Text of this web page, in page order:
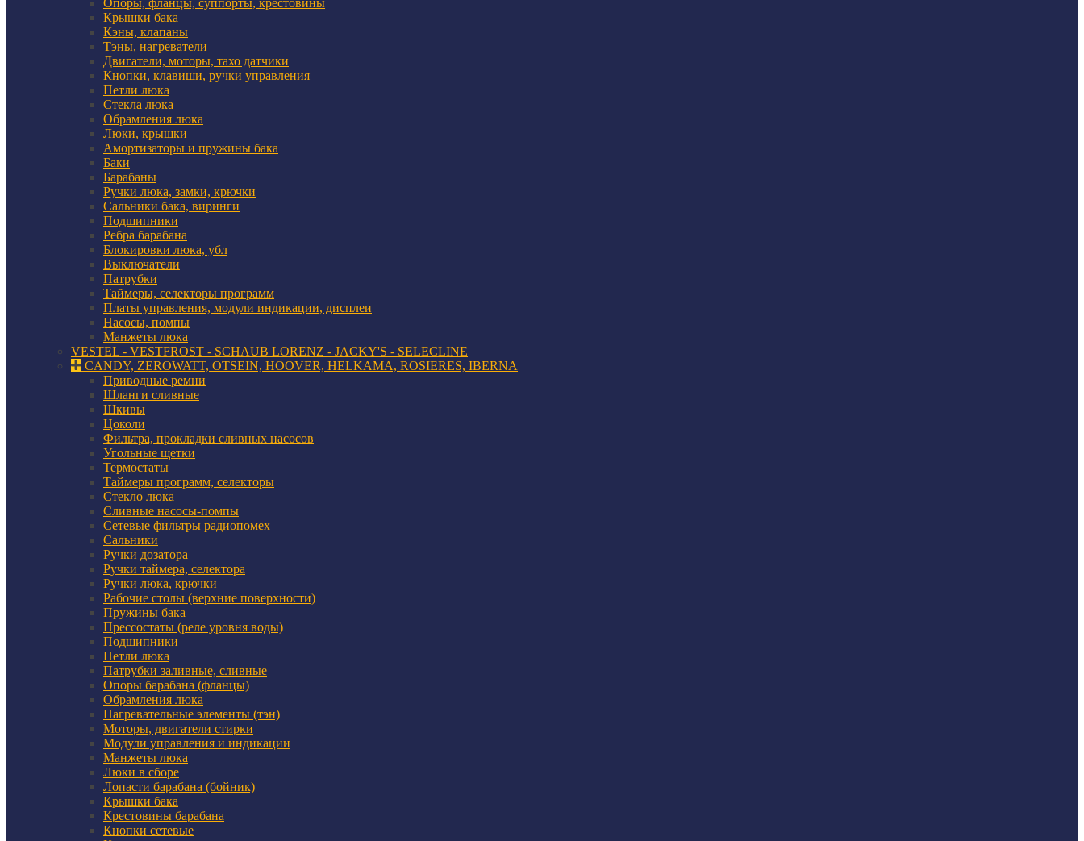
Опоры, фланцы, суппорты, крестовины
Крышки бака
Кэны, клапаны
Тэны, нагреватели
Двигатели, моторы, тахо датчики
Кнопки, клавиши, ручки управления
Петли люка
Стекла люка
Обрамления люка
Люки, крышки
Амортизаторы и пружины бака
Баки
Барабаны
Ручки люка, замки, крючки
Сальники бака, виринги
Подшипники
Ребра барабана
Блокировки люка, убл
Выключатели
Патрубки
Таймеры, селекторы программ
Платы управления, модули индикации, дисплеи
Насосы, помпы
Манжеты люка
VESTEL - VESTFROST - SCHAUB LORENZ - JACKY'S - SELECLINE
CANDY, ZEROWATT, OTSEIN, HOOVER, HELKAMA, ROSIERES, IBERNA
Приводные ремни
Шланги сливные
Шкивы
Цоколи
Фильтра, прокладки сливных насосов
Угольные щетки
Термостаты
Таймеры программ, селекторы
Стекло люка
Сливные насосы-помпы
Сетевые фильтры радиопомех
Сальники
Ручки дозатора
Ручки таймера, селектора
Ручки люка, крючки
Рабочие столы (верхние поверхности)
Пружины бака
Прессостаты (реле уровня воды)
Подшипники
Петли люка
Патрубки заливные, сливные
Опоры барабана (фланцы)
Обрамления люка
Нагревательные элементы (тэн)
Моторы, двигатели стирки
Модули управления и индикации
Манжеты люка
Люки в сборе
Лопасти барабана (бойник)
Крышки бака
Крестовины барабана
Кнопки сетевые